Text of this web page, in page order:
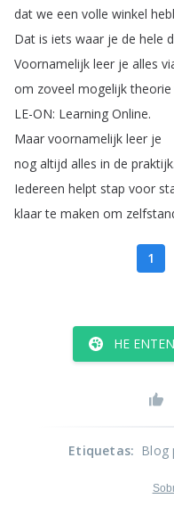
dat we een volle winkel
Dat is iets waar je de hele
Voornamelijk leer je alles
om zoveel mogelijk theorie
LE-ON: Learning Online.
Maar voornamelijk leer je
nog altijd alles in de praktijk
Iedereen helpt stap voor
klaar te maken om
1
HE
Etiquetas: Blog